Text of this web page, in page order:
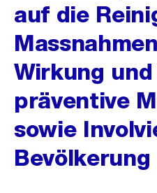
auf die
Wirkung
präventive
sowie
Bevölkerung